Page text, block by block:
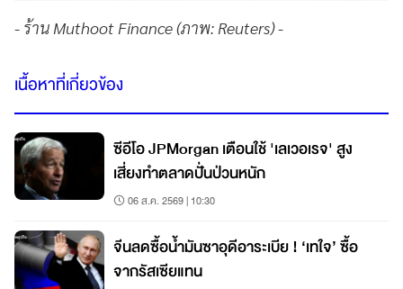
- ร้าน Muthoot Finance (ภาพ: Reuters) -
เนื้อหาที่เกี่ยวข้อง
ซีอีโอ JPMorgan เตือนใช้ 'เลเวอเรจ' สูง
เสี่ยงทำตลาดปั่นป่วนหนัก
06 ส.ค. 2569 | 10:30
จีนลดซื้อน้ำมันซาอุดีอาระเบีย ! ‘เทใจ’ ซื้อ
จากรัสเซียแทน